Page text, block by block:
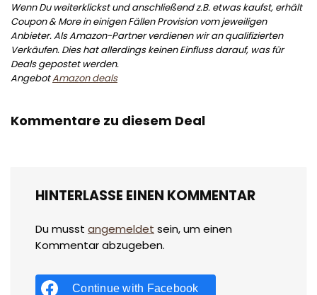
Wenn Du weiterklickst und anschließend z.B. etwas kaufst, erhält
Coupon & More in einigen Fällen Provision vom jeweiligen
Anbieter. Als Amazon-Partner verdienen wir an qualifizierten
Verkäufen. Dies hat allerdings keinen Einfluss darauf, was für
Deals gepostet werden.
AngebotAmazon deals
Kommentare zu diesem Deal
HINTERLASSE EINEN KOMMENTAR
Du musst angemeldet sein, um einen
Kommentar abzugeben.
Continue with Facebook